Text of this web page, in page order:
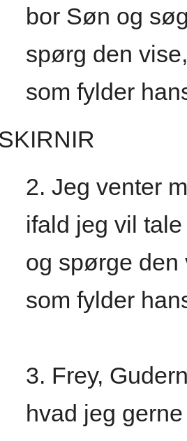
bor Søn og
spørg den
som fylder
2. Jeg venter
ifald jeg vil
og spørge den
som fylder
3. Frey,
hvad jeg